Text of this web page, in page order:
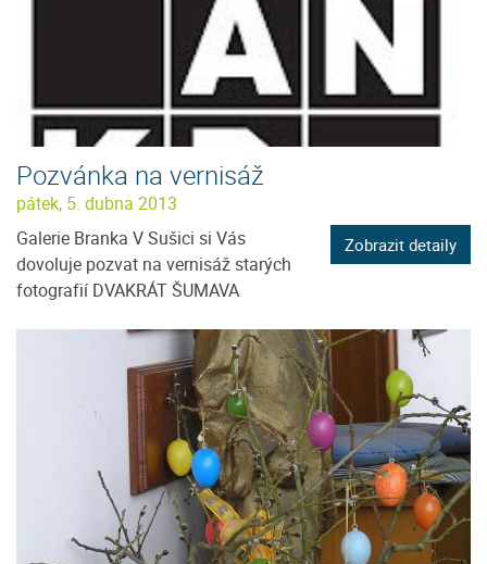
Pozvánka na vernisáž
pátek, 5. dubna 2013
Galerie Branka V Sušici si Vás
dovoluje pozvat na vernisáž starých
fotografií DVAKRÁT ŠUMAVA
Zobrazit detaily